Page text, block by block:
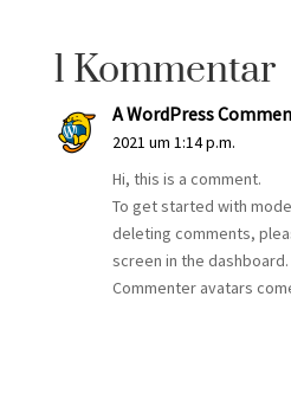
1 Kommentar
A WordPress
2021 um 1:14 p.m.
Hi, this is a comment.
To get started with
deleting comments,
screen in the dashboard.
Commenter avatars